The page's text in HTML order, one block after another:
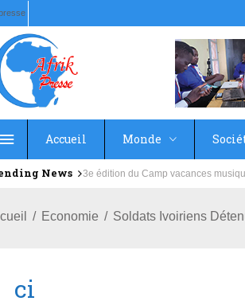
Accueil Monde
News Education : la fédération de la
Economie Soldats Ivoiriens
ci